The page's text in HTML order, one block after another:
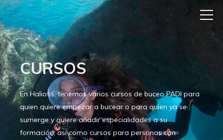
CURSOS
En Haliotis, tenemos varios cursos de buceo PADI para
quien quiere empezar a bucear o para quien ya se
sumerge y quiere añadir especialidades a su
formación, así como cursos para personas con